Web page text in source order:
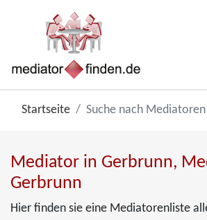
Startseite Suche nach Mediatoren
Mediator in Gerbrunn,
Gerbrunn
Hier finden sie eine Mediatorenliste